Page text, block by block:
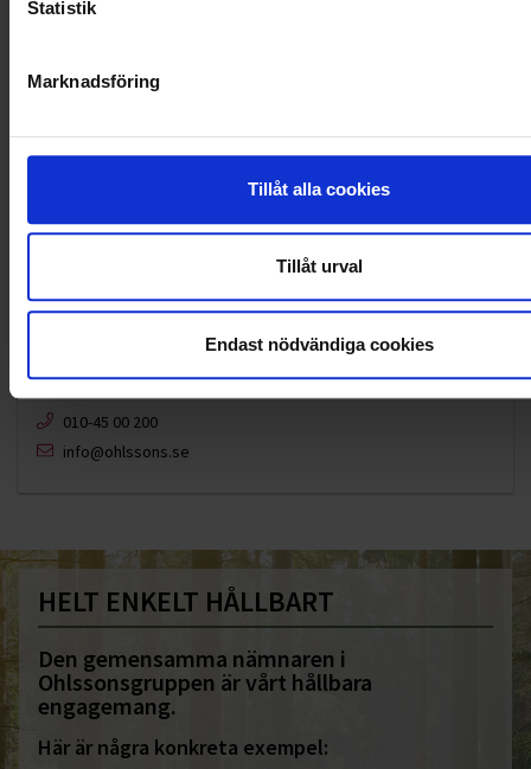
Statistik
Marknadsföring
Tillåt alla cookies
Tillåt urval
Endast nödvändiga cookies
KUNDTJÄNST
010-45 00 200​
info@ohlssons.se
HELT ENKELT HÅLLBART
Den gemensamma nämnaren i
Ohlssonsgruppen är vårt hållbara
engagemang.
Här är några konkreta exempel: